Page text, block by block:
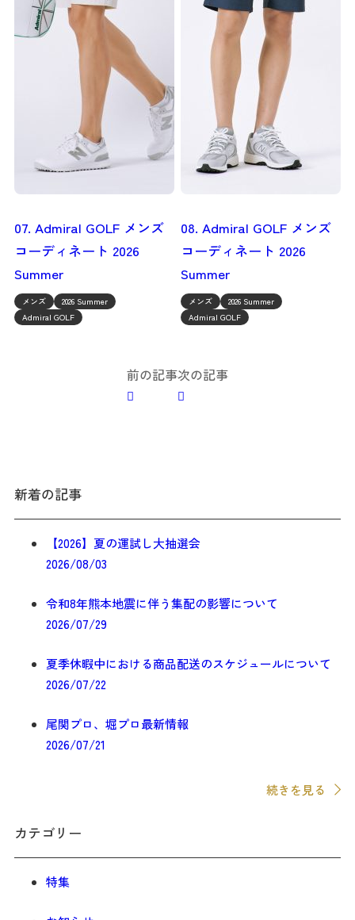
07. Admiral GOLF メンズ
コーディネート 2026
Summer
メンズ
2026 Summer
Admiral GOLF
08. Admiral GOLF メンズ
コーディネート 2026
Summer
メンズ
2026 Summer
Admiral GOLF
ゲ
前の記事次の記事
新着の記事
【2026】夏の運試し大抽選会
2026/08/03
令和8年熊本地震に伴う集配の影響について
2026/07/29
夏季休暇中における商品配送のスケジュールについて
2026/07/22
尾関プロ、堀プロ最新情報
2026/07/21
続きを見る
カテゴリー
特集